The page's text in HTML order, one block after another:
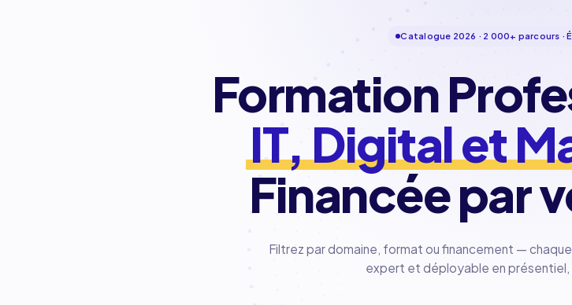
Catalogue 2026 · 2 000+ parcours ·
Formation
IT, Digital et
Financée par
Filtrez par domaine, format ou financement —
expert et déployable en présentiel,